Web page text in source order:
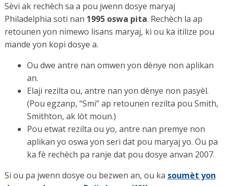
Sèvi ak rechèch sa a pou jwenn dosye maryaj
Philadelphia soti nan 1995 oswa pita. Rechèch la ap
retounen yon nimewo lisans maryaj, ki ou ka itilize pou
mande yon kopi dosye a.
Ou dwe antre nan omwen yon dènye non aplikan
an.
Elaji rezilta ou, antre nan yon dènye non pasyèl.
(Pou egzanp, “Smi” ap retounen rezilta pou Smith,
Smithton, ak lòt moun.)
Pou etwat rezilta ou yo, antre nan premye non
aplikan yo oswa yon seri dat pou maryaj yo. Ou pa
ka fè rechèch pa ranje dat pou dosye anvan 2007.
Si ou pa jwenn dosye ou bezwen an, ou ka soumèt yon